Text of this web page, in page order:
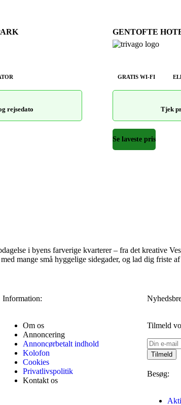
rejsedato
GENTOFTE
GRATIS WI-FI
Tjek
Se laveste pris
i byens farverige kvarterer – fra det kreative
mange små hyggelige sidegader, og lad dig friste
Information:
Om os
Annoncering
Annoncørbetalt indhold
Kolofon
Cookies
Privatlivspolitik
Kontakt os
Tilmeld
Tilmeld
Besøg: